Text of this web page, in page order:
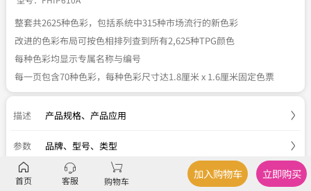
整套共2625种色彩，包括系统中315种市场流行的新色彩
改进的色彩布局可按色相排列查到所有2,625种TPG颜色
每种色彩均显示专属名称与编号
每一页包含70种色彩，每种色彩尺寸达1.8厘米 x 1.6厘米固定色票
描述 产品规格、 产品应用
参数 品牌、型号、类型
服务 官方正品 关于税费、 七天退换
首页 客服 购物车
加入购物车 立即购买